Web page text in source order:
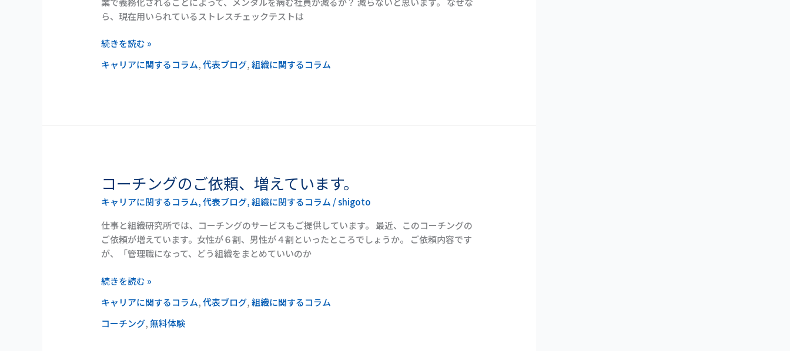
ら、現在用いられているストレスチェックテストは
ェ
ク
度
で
こ
と
続きを読む »
キャリアに関するコラム,代表ブログ,組織に関するコラム
コーチングのご依頼、増えています。
キャリアに関するコラム,代表ブログ,組織に関するコラム /shigoto
仕事と組織研究所では、コーチングのサービスもご提供しています。 最近、このコーチングの
ご依頼が増えています。女性が６割、男性が４割といったところでしょうか。 ご依頼内容です
が、「管理職になって、どう組織をまとめていいのか
コ
チ
ン
グ
の
依
増
え
続きを読む »
キャリアに関するコラム,代表ブログ,組織に関するコラム
コーチング,無料体験